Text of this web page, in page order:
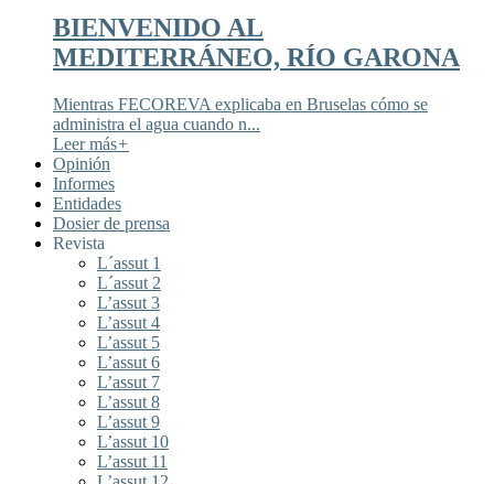
BIENVENIDO AL
MEDITERRÁNEO, RÍO GARONA
Mientras FECOREVA explicaba en Bruselas cómo se
administra el agua cuando n...
Leer más+
Opinión
Informes
Entidades
Dosier de prensa
Revista
L´assut 1
L´assut 2
L’assut 3
L’assut 4
L’assut 5
L’assut 6
L’assut 7
L’assut 8
L’assut 9
L’assut 10
L’assut 11